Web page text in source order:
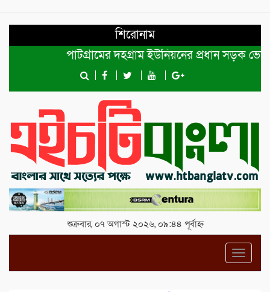
শিরোনাম
পাটগ্রামের দহগ্রাম ইউনিয়নের প্রধান সড়ক ভেঙ্গে
শুক্রবার, ০৭ অগাস্ট ২০২৬, ০৯:৪৪ পূর্বাহ্ন